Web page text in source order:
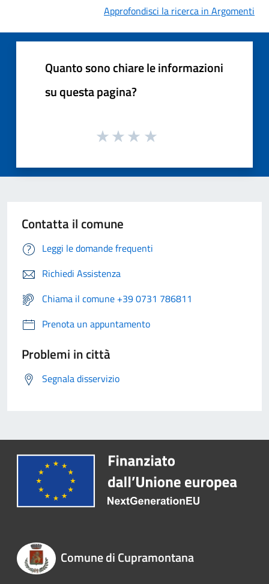
Approfondisci la ricerca in Argomenti
Quanto sono chiare le informazioni
su questa pagina?
Contatta il comune
Leggi le domande frequenti
Richiedi Assistenza
Chiama il comune +39 0731 786811
Prenota un appuntamento
Problemi in città
Segnala disservizio
Comune di Cupramontana